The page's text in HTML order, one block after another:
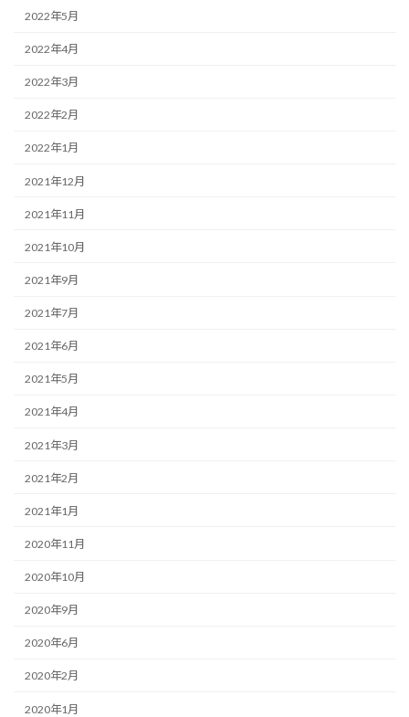
2022年5月
2022年4月
2022年3月
2022年2月
2022年1月
2021年12月
2021年11月
2021年10月
2021年9月
2021年7月
2021年6月
2021年5月
2021年4月
2021年3月
2021年2月
2021年1月
2020年11月
2020年10月
2020年9月
2020年6月
2020年2月
2020年1月